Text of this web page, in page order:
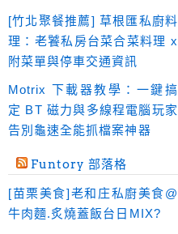
影音播放 (51)
影音轉檔 (81)
教育學習 (23)
文書工具 (91)
畫面擷取 (36)
看圖程式 (17)
[竹北聚餐推薦] 草根匯私廚料
理：老饕私房台菜合菜料理 x
附菜單與停車交通資訊
Motrix 下載器教學：一鍵搞
定 BT 磁力與多線程電腦玩家
告別龜速全能抓檔案神器
Funtory 部落格
[苗栗美食]老和庄私廚美食@
牛肉麵.炙燒蓋飯台日MIX?